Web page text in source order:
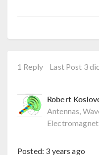
1 Reply Last Post 3
Robert
Antennas,
Posted: 3 years ago